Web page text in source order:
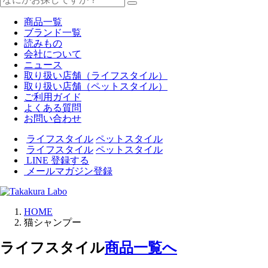
商品一覧
ブランド一覧
読みもの
会社について
ニュース
取り扱い店舗（ライフスタイル）
取り扱い店舗（ペットスタイル）
ご利用ガイド
よくある質問
お問い合わせ
ライフスタイル ペットスタイル
ライフスタイル ペットスタイル
LINE 登録する
メールマガジン登録
HOME
猫シャンプー
ライフスタイル商品一覧へ